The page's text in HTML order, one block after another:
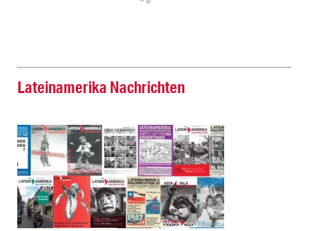
Lateinamerika Nachrichten